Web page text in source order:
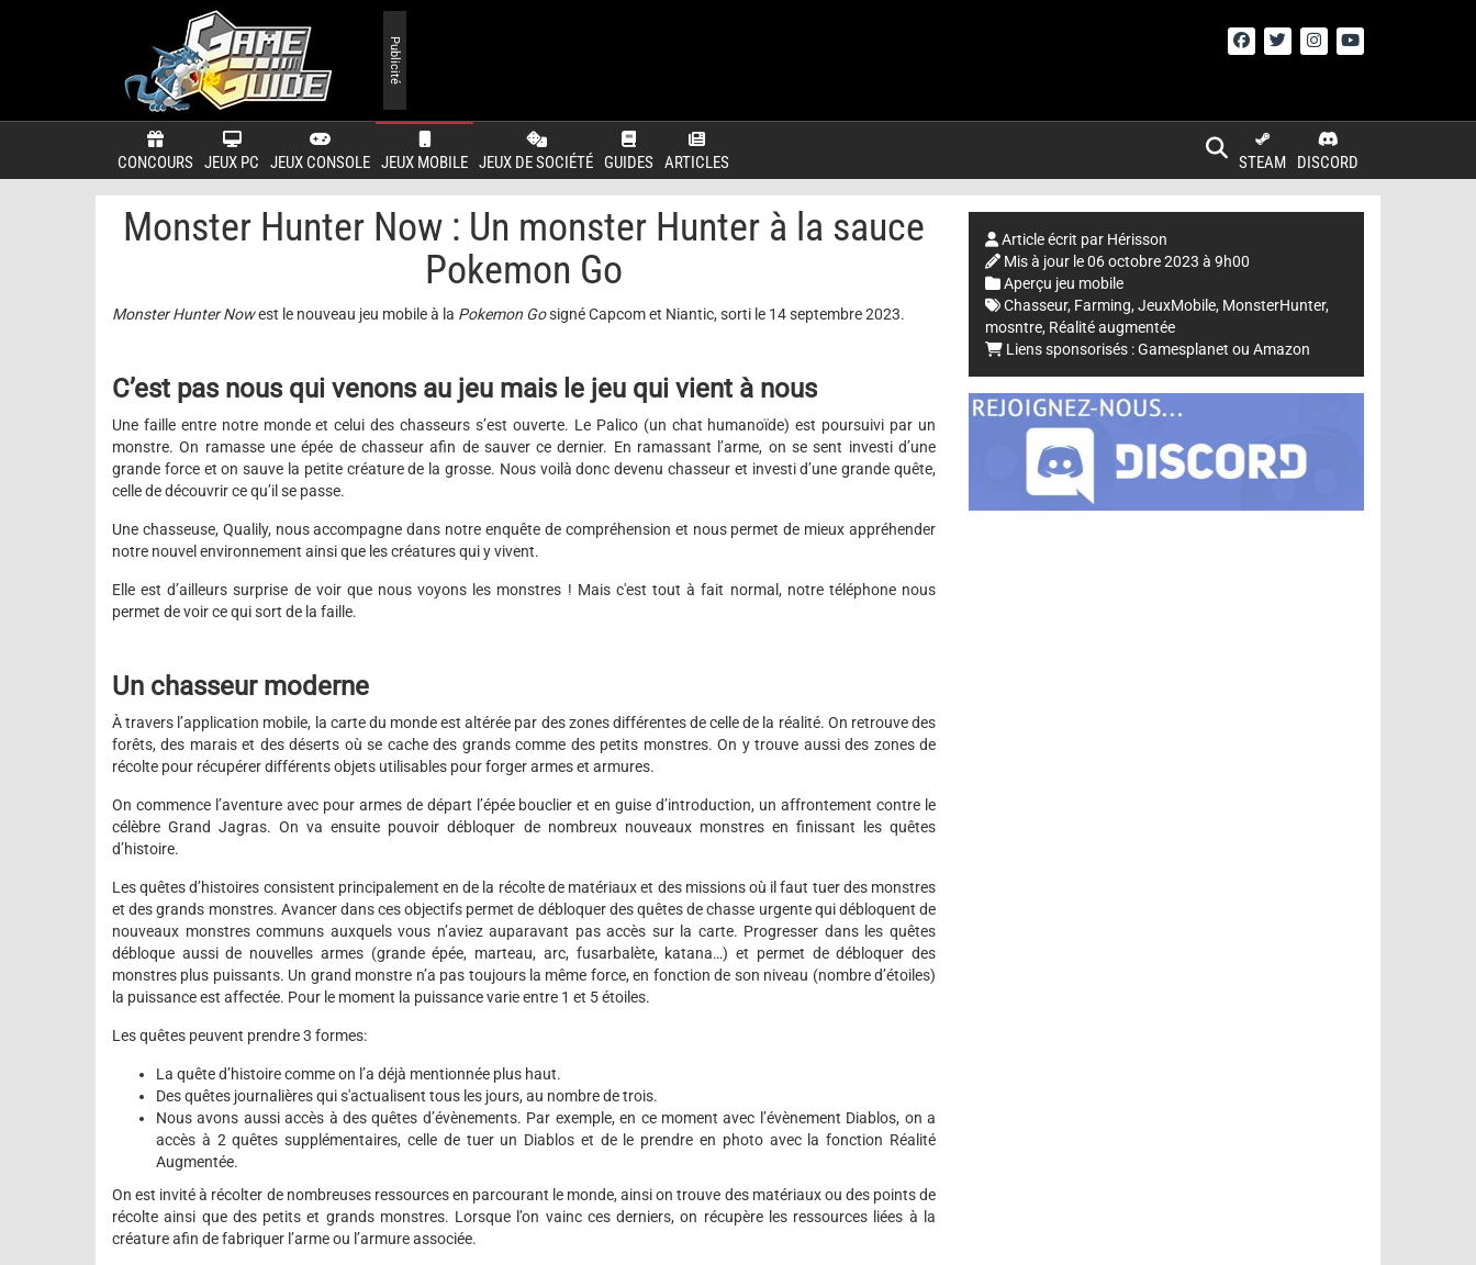
CONCOURS JEUX PC JEUX CONSOLE JEUX MOBILE JEUX DE SOCIÉTÉ GUIDES ARTICLES DISCORD
STEAM
Publicité
Monster Hunter Now : Un monster Hunter à la sauce
Pokemon Go
Monster Hunter Nowest le nouveau jeu mobile à la Pokemon Gosigné Capcom et Niantic, sorti le 14 septembre 2023.
C’est pas nous qui venons au jeu mais le jeu qui vient à nous
Une faille entre notre monde et celui des chasseurs s’est ouverte. Le Palico (un chat humanoïde) est poursuivi par un
monstre. On ramasse une épée de chasseur afin de sauver ce dernier. En ramassant l’arme, on se sent investi d’une
grande force et on sauve la petite créature de la grosse. Nous voilà donc devenu chasseur et investi d’une grande quête,
celle de découvrir ce qu’il se passe.
Une chasseuse, Qualily, nous accompagne dans notre enquête de compréhension et nous permet de mieux appréhender
notre nouvel environnement ainsi que les créatures qui y vivent.
Elle est d’ailleurs surprise de voir que nous voyons les monstres ! Mais c'est tout à fait normal, notre téléphone nous
permet de voir ce qui sort de la faille.
Un chasseur moderne
À travers l’application mobile, la carte du monde est altérée par des zones différentes de celle de la réalité. On retrouve des
forêts, des marais et des déserts où se cache des grands comme des petits monstres. On y trouve aussi des zones de
récolte pour récupérer différents objets utilisables pour forger armes et armures.
On commence l’aventure avec pour armes de départ l’épée bouclier et en guise d’introduction, un affrontement contre le
célèbre Grand Jagras. On va ensuite pouvoir débloquer de nombreux nouveaux monstres en finissant les quêtes
d’histoire.
Les quêtes d’histoires consistent principalement en de la récolte de matériaux et des missions où il faut tuer des monstres
et des grands monstres. Avancer dans ces objectifs permet de débloquer des quêtes de chasse urgente qui débloquent de
nouveaux monstres communs auxquels vous n’aviez auparavant pas accès sur la carte. Progresser dans les quêtes
débloque aussi de nouvelles armes (grande épée, marteau, arc, fusarbalète, katana…) et permet de débloquer des
monstres plus puissants. Un grand monstre n’a pas toujours la même force, en fonction de son niveau (nombre d’étoiles)
la puissance est affectée. Pour le moment la puissance varie entre 1 et 5 étoiles.
Les quêtes peuvent prendre 3 formes:
La quête d’histoire comme on l’a déjà mentionnée plus haut.
Des quêtes journalières qui s'actualisent tous les jours, au nombre de trois.
Nous avons aussi accès à des quêtes d’évènements. Par exemple, en ce moment avec l’évènement Diablos, on a
accès à 2 quêtes supplémentaires, celle de tuer un Diablos et de le prendre en photo avec la fonction Réalité
Augmentée.
On est invité à récolter de nombreuses ressources en parcourant le monde, ainsi on trouve des matériaux ou des points de
récolte ainsi que des petits et grands monstres. Lorsque l’on vainc ces derniers, on récupère les ressources liées à la
créature afin de fabriquer l’arme ou l’armure associée.
Article écrit par Hérisson
Mis à jour le06 octobre 2023 à 9h00
Aperçu jeu mobile
Chasseur, Farming, JeuxMobile, MonsterHunter,
mosntre, Réalité augmentée
Liens sponsorisés :Gamesplanet ou Amazon